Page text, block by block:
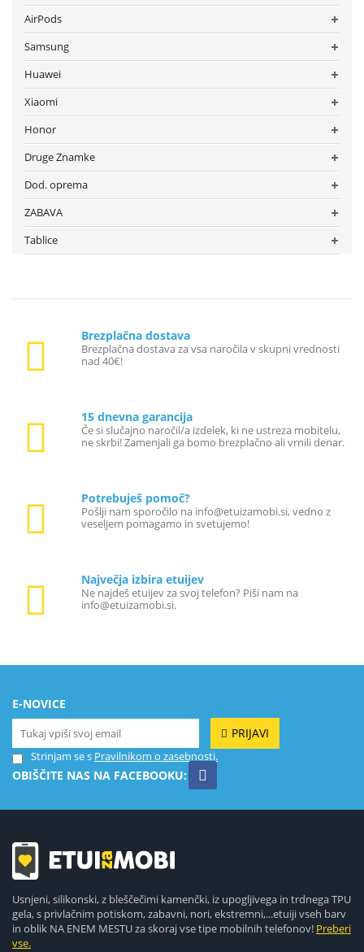
AirPods
Samsung
Huawei
Xiaomi
Honor
Druge Znamke
Dod. oprema
ZABAVA
Tablice
Brezplačna dostava
Brezplačna dostava za vsa naročila v skupni vrednosti
nad 40€!
15 dnevna garancija
Če si slučajno naročil/a izdelek, ki ne ustreza mobitelu,
ne skrbi! Zamenjali ga bomo brezplačno ali vrnili denar.
Potrebuješ pomoč?
Pošlji nam sporočilo na info@etuizamobi.si, vedno z
veseljem pomagamo in svetujemo!
Največja izbira etuijev
Ne najdeš etuijev za svoj telefon? Piši nam na
info@etuizamobi.si.
E-NOVICE
PRIJAVI
Strinjam se s Pravilnikom o zasebnosti.
OBIŠČITE NAS NA FACEBOOKU:
Usnjeni, silikonski, z bleščečimi kamenčki, iz upogljivega in trdnega TPU
gela, s privlačnim potiskom, zabavni, nori, ekstremni,...etuiji vseh barv
in oblik NA ENEM MESTU za skoraj vse tipe mobilnih telefonov! Preberi
vse.